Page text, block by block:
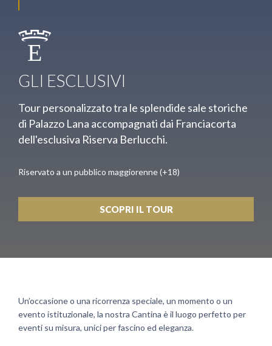
E
GLI ESCLUSIVI
Tour personalizzato tra le splendide sale storiche
di Palazzo Lana accompagnati dai Franciacorta
dell'esclusiva Riserva Berlucchi.
Riservato a un pubblico maggiorenne (+18)
SCOPRI IL TOUR
Un’occasione o una ricorrenza speciale, un momento o un
evento istituzionale, la nostra Cantina è il luogo perfetto per
eventi su misura, unici per fascino ed eleganza.